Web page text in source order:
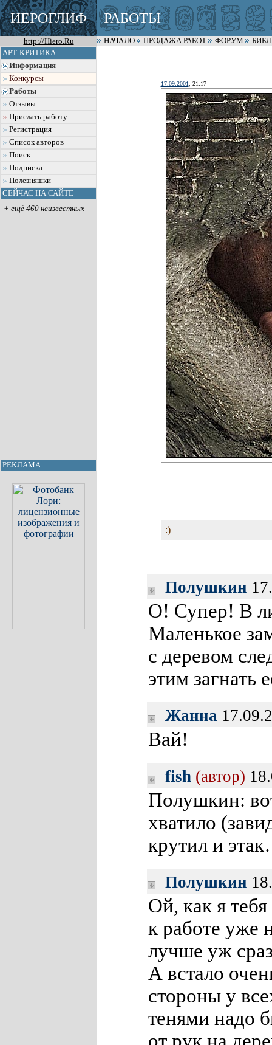
ИЕРОГЛИФ РАБОТЫ
http://Hiero.Ru НАЧАЛО ПРОДАЖА РАБОТ ФОРУМ
АРТ-КРИТИКА
Информация
Конкурсы
Работы
Отзывы
Прислать работу
Регистрация
Список авторов
Поиск
Подписка
Полезняшки
СЕЙЧАС НА САЙТЕ
+ ещё 460 неизвестных
РЕКЛАМА
17.09.2001 , 21:17
:)
Полушкин
О! Супер! В
Маленькое
с деревом
этим загнать
Жанна
Вай!
fish (автор)
Полушкин:
хватило
крутил и
Полушкин
Ой, как я
к работе уже
лучше уж
А встало
стороны у
тенями надо